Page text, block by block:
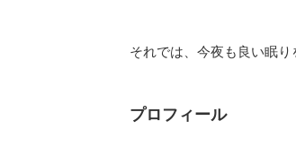
それでは、今夜も良い眠り
プロフィール